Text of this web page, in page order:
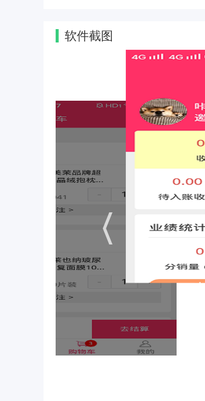
软件截图